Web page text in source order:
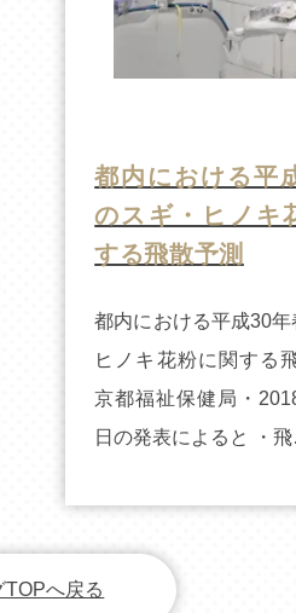
都内における平
のスギ・ヒノキ
する飛散予測
都内における平成30年
ヒノキ花粉に関する
京都福祉保健局・
日の発表によると ・
TOPへ戻る